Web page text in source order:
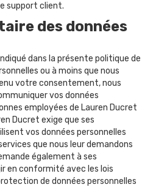
support client.
des données
dans la présente politique de
ou à moins que nous
votre consentement, nous
vos données
employées de Lauren Ducret
Ducret exige que ses
vos données personnelles
que nous leur demandons
également à ses
en conformité avec les lois
de données personnelles